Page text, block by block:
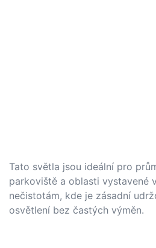
Tato světla jsou ideální pro
parkoviště a oblasti vystavené
nečistotám, kde je zásadní
osvětlení bez častých výměn.